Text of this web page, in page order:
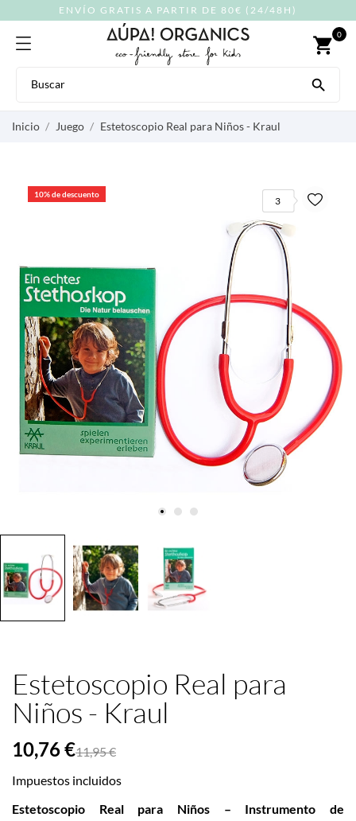
ENVÍO GRATIS A PARTIR DE 80€ (24/48H)
shopping_cart 0

Inicio Juego Estetoscopio Real para Niños - Kraul
10% de descuento
3
Estetoscopio Real para
Niños - Kraul
10,76 €11,95 €
Impuestos incluidos
Estetoscopio Real para Niños – Instrumento de